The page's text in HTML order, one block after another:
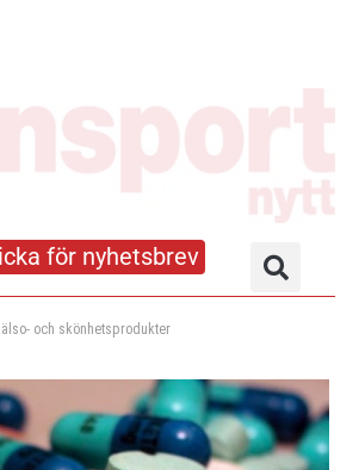
för nyhetsbrev
och skönhetsprodukter